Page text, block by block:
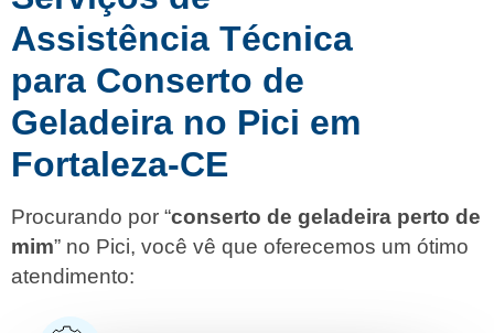
Assistência Técnica
para Conserto de
Geladeira no Pici em
Fortaleza-CE
Procurando por “conserto de geladeira perto de
mim” no Pici, você vê que oferecemos um ótimo
atendimento: